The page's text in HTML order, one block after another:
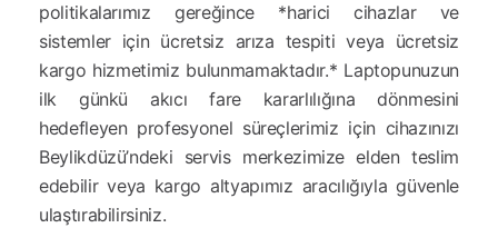
politikalarımız gereğince *harici cihazlar ve
sistemler için ücretsiz arıza tespiti veya ücretsiz
kargo hizmetimiz bulunmamaktadır.* Laptopunuzun
ilk günkü akıcı fare kararlılığına dönmesini
hedefleyen profesyonel süreçlerimiz için cihazınızı
Beylikdüzü’ndeki servis merkezimize elden teslim
edebilir veya kargo altyapımız aracılığıyla güvenle
ulaştırabilirsiniz.